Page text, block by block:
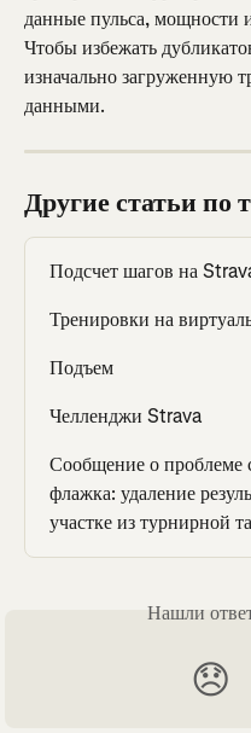
данные пульса, мощности
Чтобы избежать
изначально загруженную
данными.
Другие статьи по
Подсчет шагов на
Тренировки на
Подъем
Челленджи Strava
Сообщение о проблеме
флажка: удаление
участке из турнирной
Нашли
😞